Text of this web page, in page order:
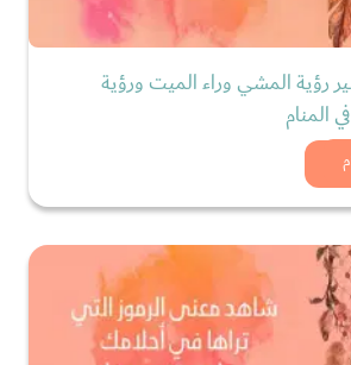
رؤية المشي وراء الميت ورؤية
المنام